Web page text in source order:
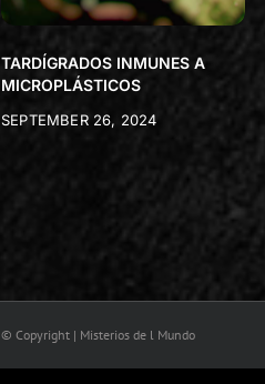
TARDÍGRADOS INMUNES A
MICROPLÁSTICOS
SEPTEMBER 26, 2024
© Copyright | Misterios de l Mundo